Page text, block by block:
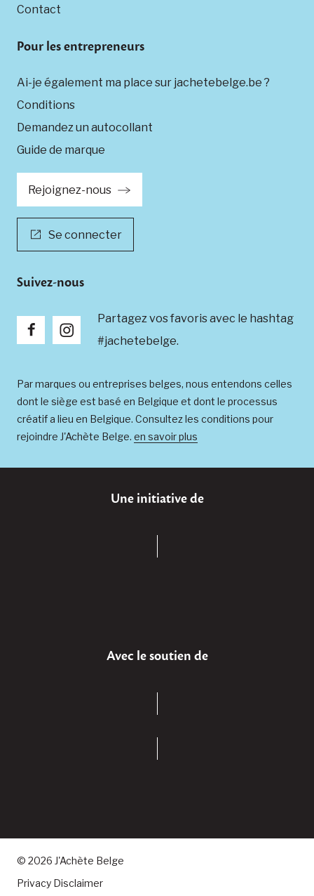
Contact
Pour les entrepreneurs
Ai-je également ma place sur jachetebelge.be ?
Conditions
Demandez un autocollant
Guide de marque
Rejoignez-nous
Se connecter
Suivez-nous
Partagez vos favoris avec le hashtag
#jachetebelge.
Par marques ou entreprises belges, nous entendons celles
dont le siège est basé en Belgique et dont le processus
créatif a lieu en Belgique. Consultez les conditions pour
rejoindre J'Achète Belge. en savoir plus
Une initiative de
Avec le soutien de
© 2026 J'Achète Belge
Privacy Disclaimer